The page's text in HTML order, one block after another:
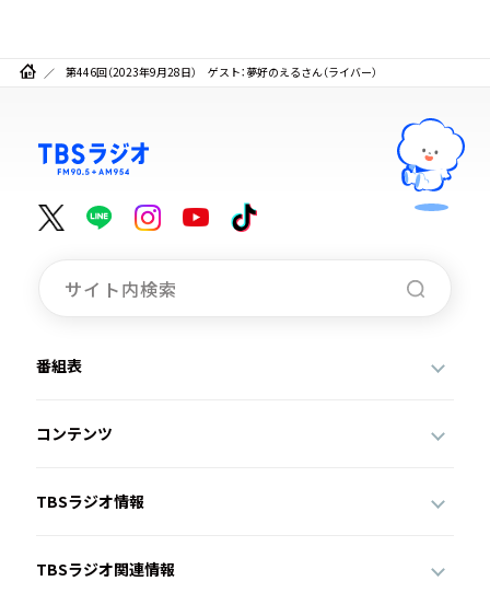
第446回（2023年9月28日） ゲスト：夢好のえるさん（ライバー）
番組表
コンテンツ
TBSラジオ情報
TBSラジオ関連情報